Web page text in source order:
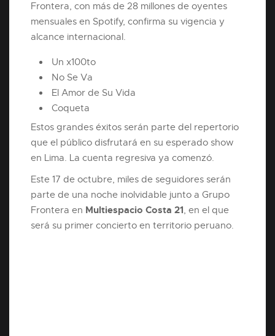
Frontera, con más de 28 millones de oyentes
mensuales en Spotify, confirma su vigencia y
alcance internacional.
Un x100to
No Se Va
El Amor de Su Vida
Coqueta
Estos grandes éxitos serán parte del repertorio
que el público disfrutará en su esperado show
en Lima. La cuenta regresiva ya comenzó.
Este 17 de octubre, miles de seguidores serán
parte de una noche inolvidable junto a Grupo
Frontera en Multiespacio Costa 21, en el que
será su primer concierto en territorio peruano.